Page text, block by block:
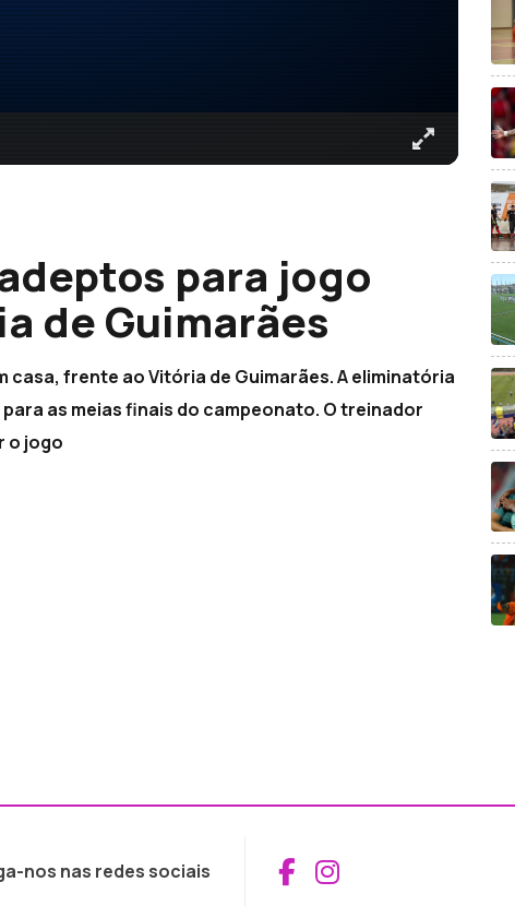
para jogo
de Guimarães
casa, frente ao Vitória de Guimarães. A eliminatória
as meias finais do campeonato. O treinador
o jogo
nos nas redes sociais Aceder ao
Aceder ao